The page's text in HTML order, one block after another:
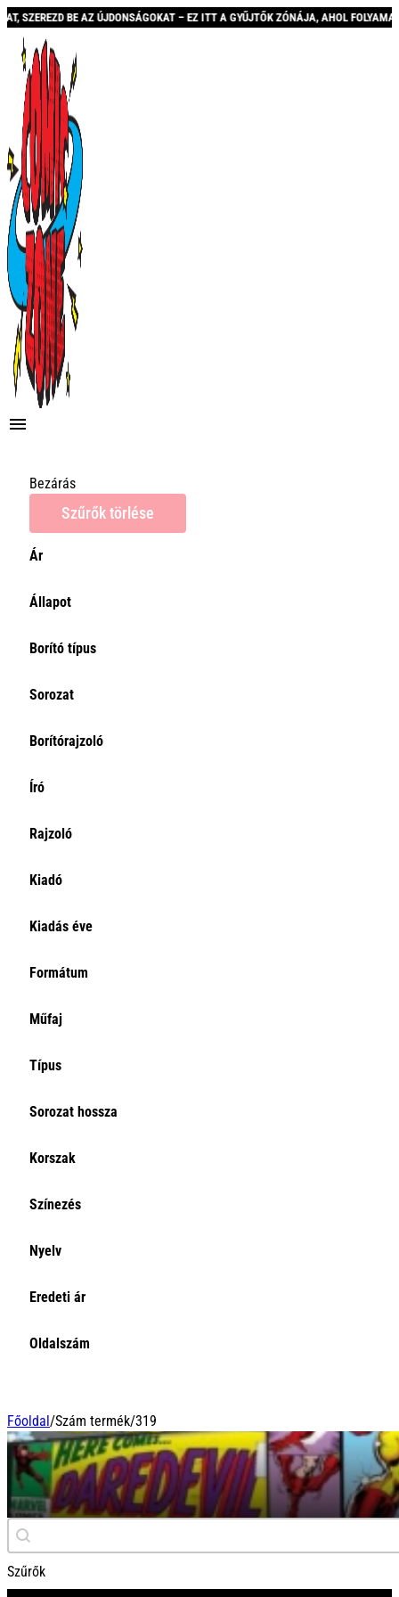
BE AZ ÚJDONSÁGOKAT – EZ ITT A GYŰJTŐK ZÓNÁJA, AHOL
Bezárás
Szűrők törlése
Ár
Ár
Állapot
Borító típus
Sorozat
Borítórajzoló
Író
Rajzoló
Kiadó
Kiadás éve
Formátum
Műfaj
Típus
Sorozat hossza
Korszak
Színezés
Nyelv
Eredeti ár
Oldalszám
Főoldal /Szám termék/319
319
Keresés
Search content
Szűrők